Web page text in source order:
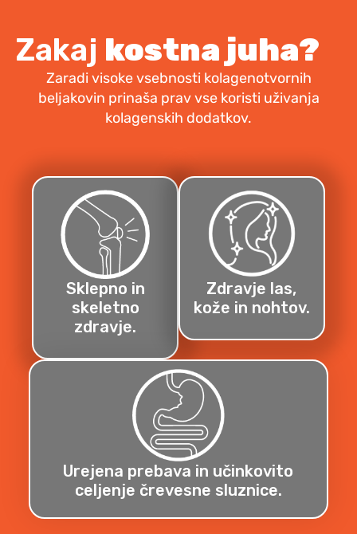
Zakaj kostna juha?
Zaradi visoke vsebnosti kolagenotvornih
beljakovin prinaša prav vse koristi uživanja
kolagenskih dodatkov.
Sklepno in
skeletno
zdravje.
Zdravje las,
kože in nohtov.
Urejena prebava in učinkovito
celjenje črevesne sluznice.